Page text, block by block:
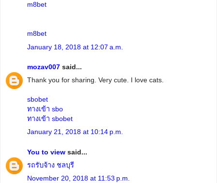
m8bet
m8bet
January 18, 2018 at 12:07 a.m.
mozav007 said...
Thank you for sharing. Very cute. I love cats.
sbobet
ทางเข้า sbo
ทางเข้า sbobet
January 21, 2018 at 10:14 p.m.
You to view said...
รถรับจ้าง ชลบุรี
November 20, 2018 at 11:53 p.m.